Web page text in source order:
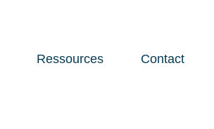
Ressources Contact